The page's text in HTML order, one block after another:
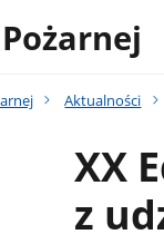
Aktualności
XX
z